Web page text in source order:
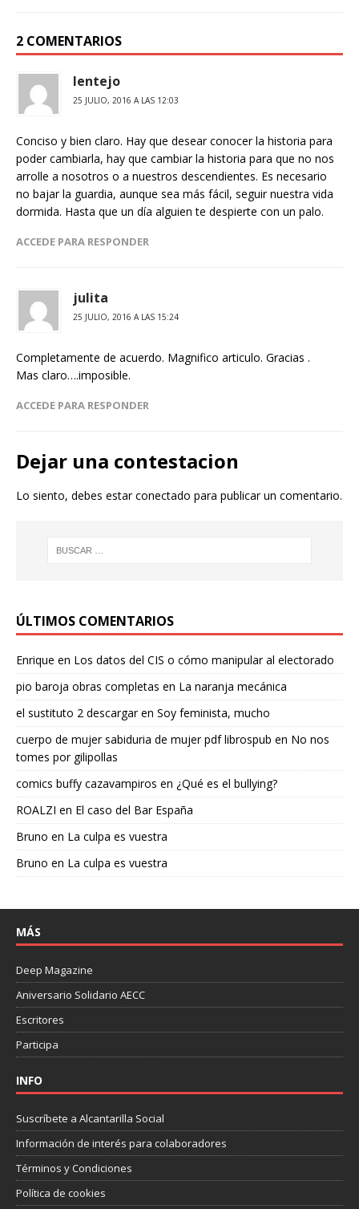
2 COMENTARIOS
lentejo
25 JULIO, 2016 A LAS 12:03
Conciso y bien claro. Hay que desear conocer la historia para
poder cambiarla, hay que cambiar la historia para que no nos
arrolle a nosotros o a nuestros descendientes. Es necesario
no bajar la guardia, aunque sea más fácil, seguir nuestra vida
dormida. Hasta que un día alguien te despierte con un palo.
ACCEDE PARA RESPONDER
julita
25 JULIO, 2016 A LAS 15:24
Completamente de acuerdo. Magnifico articulo. Gracias .
Mas claro….imposible.
ACCEDE PARA RESPONDER
Dejar una contestacion
Lo siento, debes estarconectado para publicar un comentario.
ÚLTIMOS COMENTARIOS
Enrique en Los datos del CIS o cómo manipular al electorado
pio baroja obras completas en La naranja mecánica
el sustituto 2 descargaren Soy feminista, mucho
cuerpo de mujer sabiduria de mujer pdf librospub en No nos
tomes por gilipollas
comics buffy cazavampiros en ¿Qué es el bullying?
ROALZI en El caso del Bar España
Bruno en La culpa es vuestra
Bruno en La culpa es vuestra
MÁS
Deep Magazine
Aniversario Solidario AECC
Escritores
Participa
INFO
Suscríbete a Alcantarilla Social
Información de interés para colaboradores
Términos y Condiciones
Política de cookies